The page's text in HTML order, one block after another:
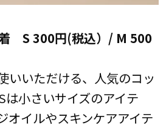
S 300円(税込）/ M 500
いいただける、人気のコッ
は小さいサイズのアイテ
オイルやスキンケアアイテ